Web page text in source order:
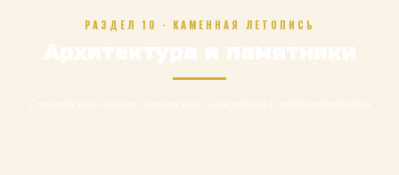
РАЗДЕЛ 10 · КАМЕННАЯ ЛЕТОПИСЬ
Архитектура и памятники